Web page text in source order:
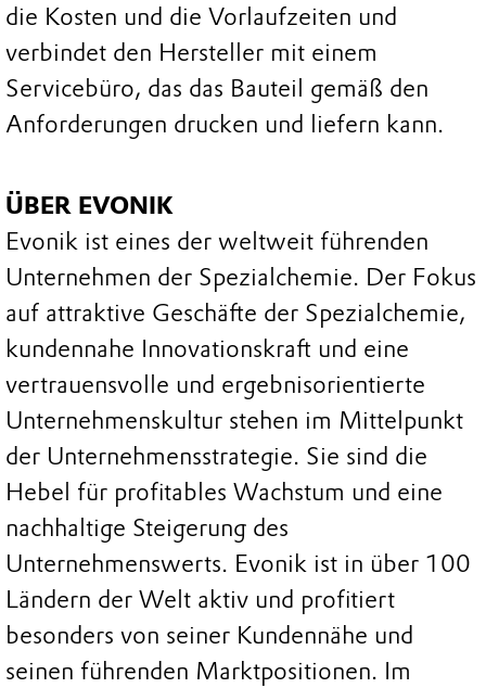
die Kosten und die Vorlaufzeiten und
verbindet den Hersteller mit einem
Servicebüro, das das Bauteil gemäß den
Anforderungen drucken und liefern kann.
ÜBER EVONIK
Evonik ist eines der weltweit führenden
Unternehmen der Spezialchemie. Der Fokus
auf attraktive Geschäfte der Spezialchemie,
kundennahe Innovationskraft und eine
vertrauensvolle und ergebnisorientierte
Unternehmenskultur stehen im Mittelpunkt
der Unternehmensstrategie. Sie sind die
Hebel für profitables Wachstum und eine
nachhaltige Steigerung des
Unternehmenswerts. Evonik ist in über 100
Ländern der Welt aktiv und profitiert
besonders von seiner Kundennähe und
seinen führenden Marktpositionen. Im